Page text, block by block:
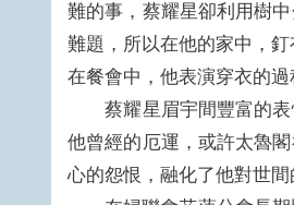
難的事，蔡耀星卻利用樹
難題，所以在他的家中，
在餐會中，他表演穿衣的
蔡耀星眉宇間豐富的表
他曾經的厄運，或許太魯
心的怨恨，融化了他對世